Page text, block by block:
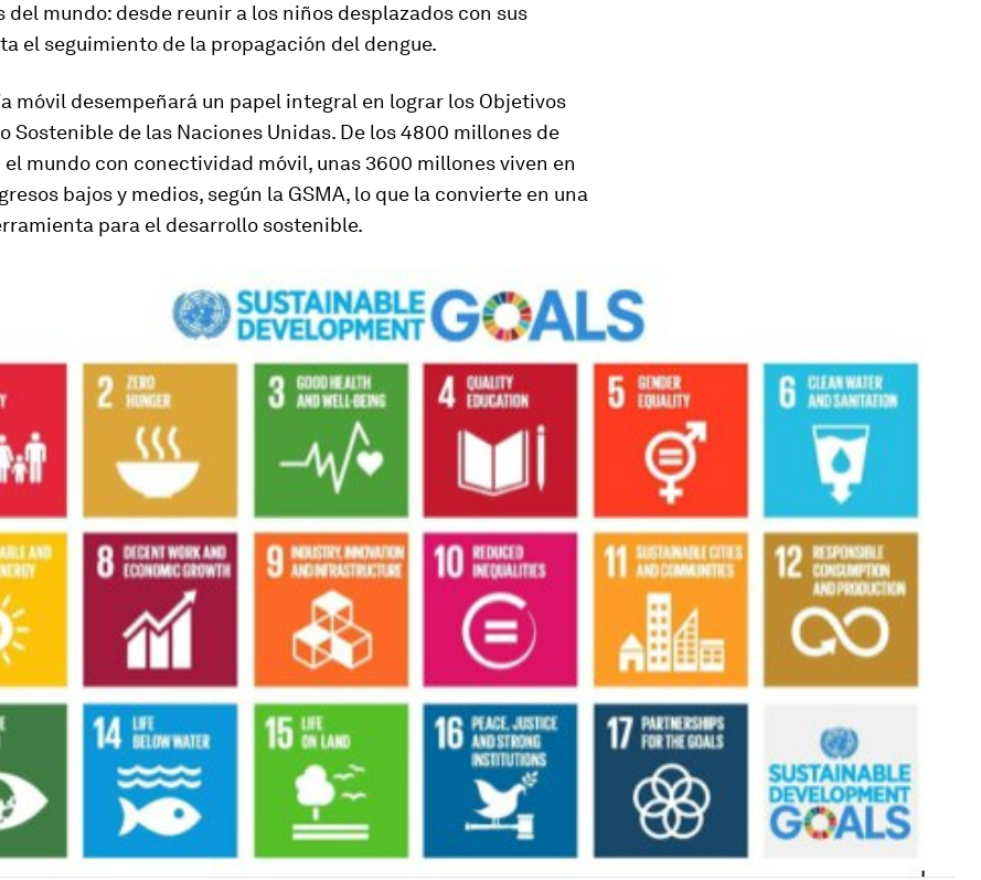
del mundo: desde reunir a los niños desplazados con sus
el seguimiento de la propagación del dengue.
móvil desempeñará un papel integral en lograr los Objetivos
Sostenible de las Naciones Unidas. De los 4800 millones de
el mundo con conectividad móvil, unas 3600 millones viven en
bajos y medios, según la GSMA, lo que la convierte en una
para el desarrollo sostenible.